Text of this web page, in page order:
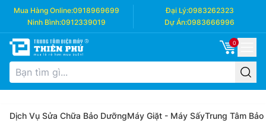
Mua Hàng Online:0918969699 Đại Lý:0983262323
Ninh Bình:0912339019 Dự Án:0983666996
0
Dịch Vụ Sửa Chữa Bảo DưỡngMáy Giặt - Máy SấyTrung Tâm Bảo